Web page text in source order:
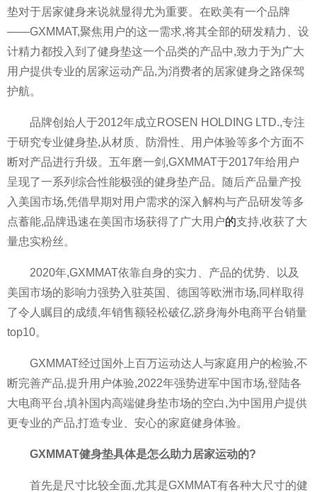
垫对于居家健身来说就显得尤为重要。在欧美有一个品牌
——GXMMAT,聚焦用户的这一需求,将其全部的研发精力、设
计精力都投入到了健身垫这一个品类的产品中,致力于为广大
用户提供专业的居家运动产品,为消费者的居家健身之路保驾
护航。
品牌创始人于2012年成立ROSEN HOLDING LTD.,专注
于研究专业健身垫,从材质、防滑性、用户体验等多个方面不
断对产品进行升级。五年磨一剑,GXMMAT于2017年给用户
呈现了一系列综合性能极强的健身垫产品。随后产品量产投
入美国市场,凭借早期对用户需求的深入解构与产品研发等多
点蓄能,品牌迅速在美国市场获得了广大用户的支持,收获了大
量忠实粉丝。
2020年,GXMMAT依靠自身的实力、产品的优势、以及
美国市场的影响力强势入驻英国、德国等欧洲市场,同样取得
了令人瞩目的成绩,年销售额轻松破亿,跻身海外电商平台销量
top10。
GXMMAT经过国外上百万运动达人与家庭用户的检验,不
断完善产品,提升用户体验,2022年强势进军中国市场,登陆各
大电商平台,填补国内高端健身垫市场的空白,为中国用户提供
更专业的产品,打造专业、安心的家庭健身体验。
GXMMAT健身垫具体是怎么助力居家运动的?
首先是尺寸比较全面,尤其是GXMMAT有各种大尺寸的健